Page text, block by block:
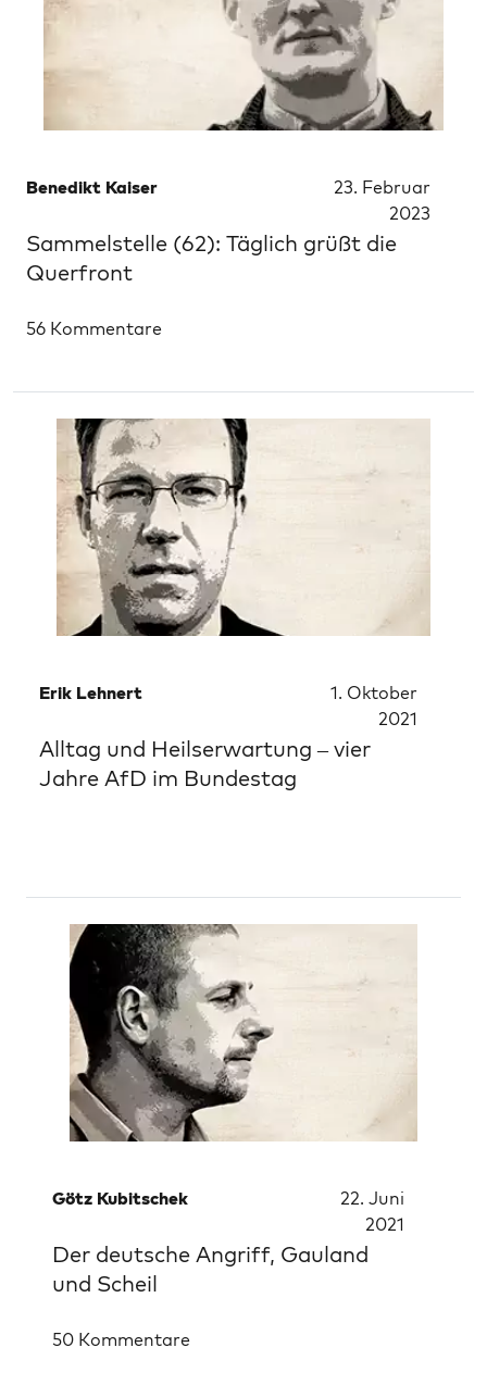
Benedikt Kaiser
23. Februar
2023
Sammelstelle (62): Täglich grüßt die
Querfront
56 Kommentare
Erik Lehnert
1. Oktober
2021
Alltag und Heilserwartung – vier
Jahre AfD im Bundestag
Götz Kubitschek
22. Juni
2021
Der deutsche Angriff, Gauland
und Scheil
50 Kommentare